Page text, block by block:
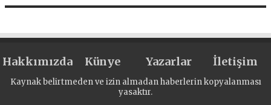
Hakkımızda Künye Yazarlar İletişim
Kaynak belirtmeden ve izin almadan haberlerin kopyalanması
yasaktır.